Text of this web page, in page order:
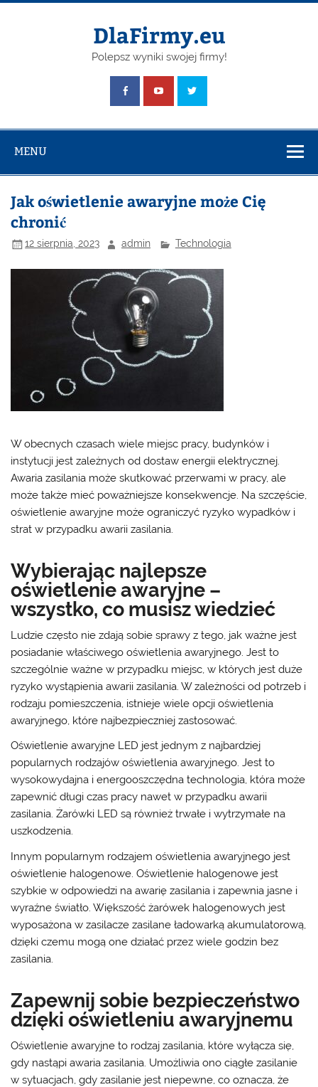
Skip
DlaFirmy.eu
Polepsz wyniki swojej firmy!
MENU
Jak oświetlenie awaryjne może Cię
chronić
12 sierpnia, 2023 admin Technologia
W obecnych czasach wiele miejsc pracy, budynków i
instytucji jest zależnych od dostaw energii elektrycznej.
Awaria zasilania może skutkować przerwami w pracy, ale
może także mieć poważniejsze konsekwencje. Na szczęście,
oświetlenie awaryjne może ograniczyć ryzyko wypadków i
strat w przypadku awarii zasilania.
Wybierając najlepsze
oświetlenie awaryjne –
wszystko, co musisz wiedzieć
Ludzie często nie zdają sobie sprawy z tego, jak ważne jest
posiadanie właściwego oświetlenia awaryjnego. Jest to
szczególnie ważne w przypadku miejsc, w których jest duże
ryzyko wystąpienia awarii zasilania. W zależności od potrzeb i
rodzaju pomieszczenia, istnieje wiele opcji oświetlenia
awaryjnego, które najbezpieczniej zastosować.
Oświetlenie awaryjne LED jest jednym z najbardziej
popularnych rodzajów oświetlenia awaryjnego. Jest to
wysokowydajna i energooszczędna technologia, która może
zapewnić długi czas pracy nawet w przypadku awarii
zasilania. Żarówki LED są również trwałe i wytrzymałe na
uszkodzenia.
Innym popularnym rodzajem oświetlenia awaryjnego jest
oświetlenie halogenowe. Oświetlenie halogenowe jest
szybkie w odpowiedzi na awarię zasilania i zapewnia jasne i
wyraźne światło. Większość żarówek halogenowych jest
wyposażona w zasilacze zasilane ładowarką akumulatorową,
dzięki czemu mogą one działać przez wiele godzin bez
zasilania.
Zapewnij sobie bezpieczeństwo
dzięki oświetleniu awaryjnemu
Oświetlenie awaryjne to rodzaj zasilania, które wyłącza się,
gdy nastąpi awaria zasilania. Umożliwia ono ciągłe zasilanie
w sytuacjach, gdy zasilanie jest niepewne, co oznacza, że